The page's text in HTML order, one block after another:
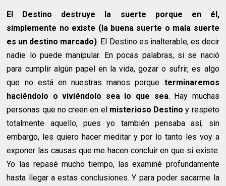
El Destino destruye la suerte porque en él,
simplemente no existe (la buena suerte o mala suerte
es un destino marcado). El Destino es inalterable, es decir
nadie lo puede manipular. En pocas palabras, si se nació
para cumplir algún papel en la vida, gozar o sufrir, es algo
que no está en nuestras manos porque terminaremos
haciéndolo o viviéndolo sea lo que sea. Hay muchas
personas que no creen en elmisterioso Destino y respeto
totalmente aquello, pues yo también pensaba así; sin
embargo, les quiero hacer meditar y por lo tanto les voy a
exponer las causas que me hacen concluir en que si existe.
Yo las repasé mucho tiempo, las examiné profundamente
hasta llegar a estas conclusiones. Y para poder sacarme la